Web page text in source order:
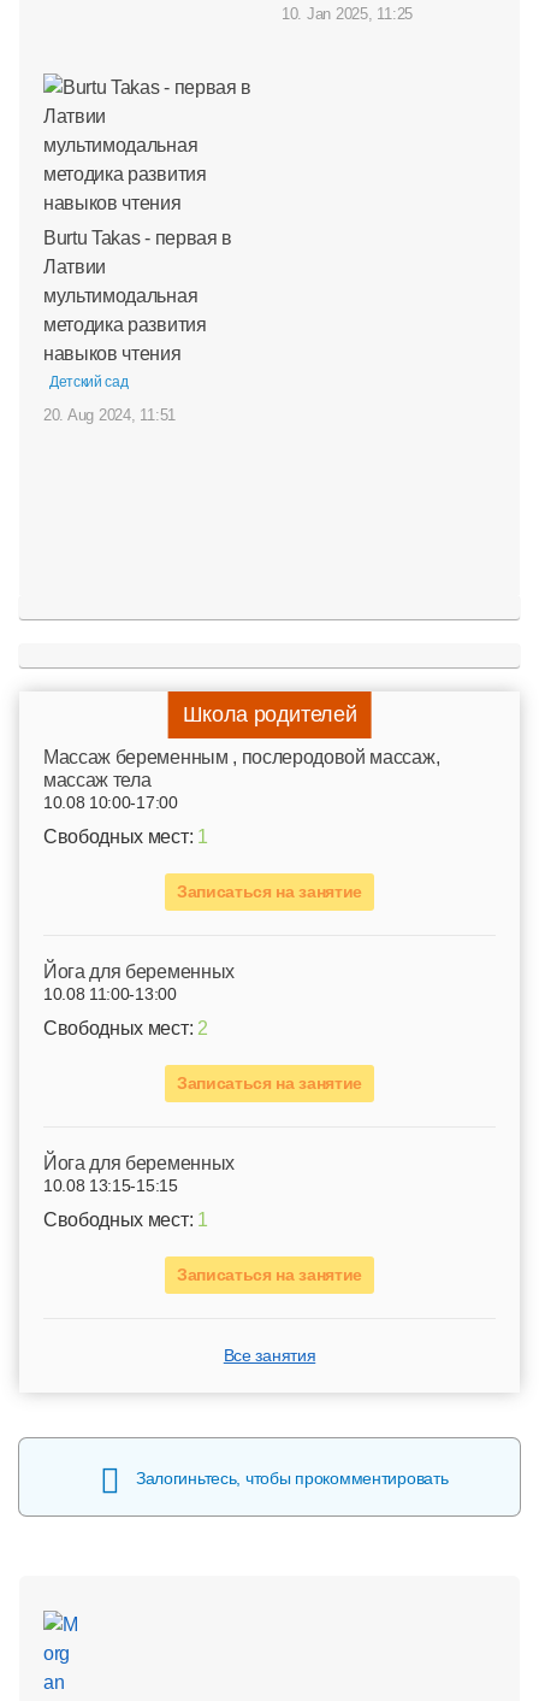
10. Jan 2025, 11:25
Burtu Takas - первая в
Латвии
мультимодальная
методика развития
навыков чтения
Детский сад
20. Aug 2024, 11:51
Школа родителей
Mассаж беременным , послеродовой массаж,
массаж тела
10.08 10:00-17:00
Свободных мест: 1
Записаться на занятие
Йога для беременных
10.08 11:00-13:00
Свободных мест: 2
Записаться на занятие
Йога для беременных
10.08 13:15-15:15
Свободных мест: 1
Записаться на занятие
Все занятия
Залогиньтесь, чтобы прокомментировать